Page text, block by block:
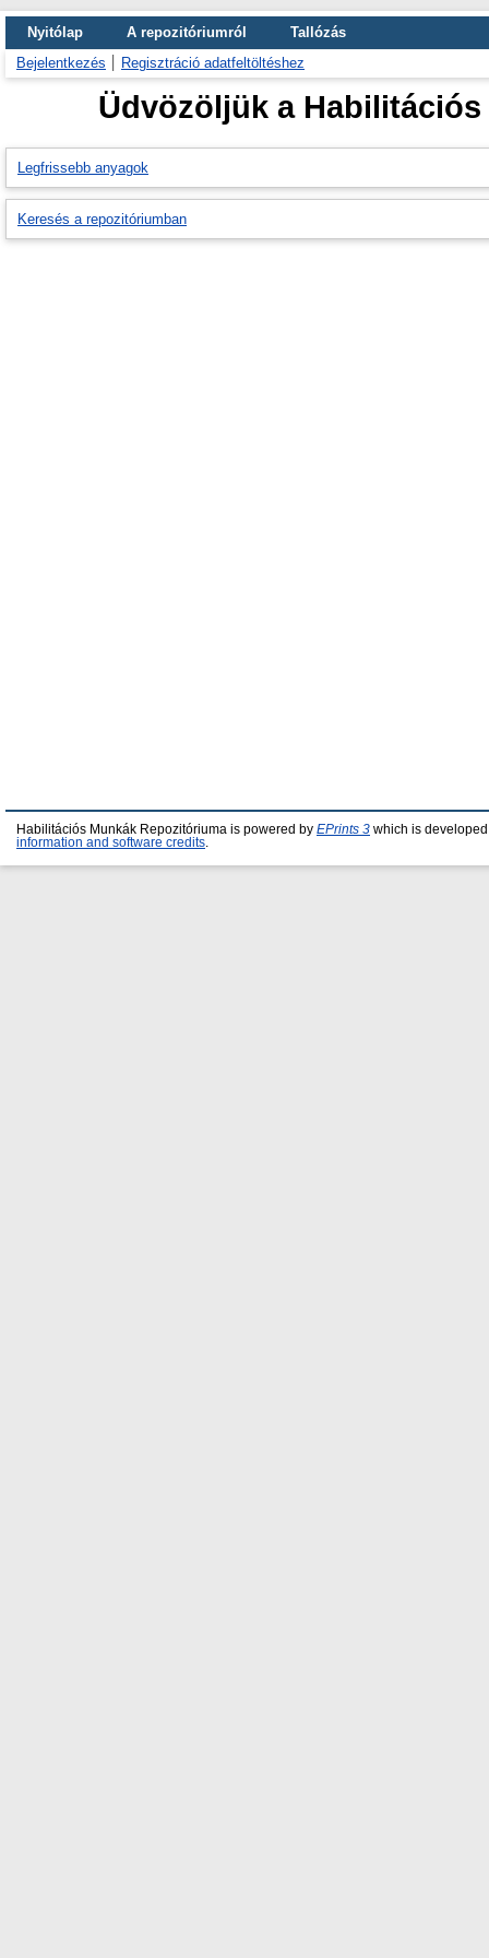
Nyitólap A repozitóriumról
Tallózás
Bejelentkezés
Regisztráció adatfeltöltéshez
Üdvözöljük a
Legfrissebb anyagok
Keresés a repozitóriumban
Habilitációs Munkák Repozitóriuma is powered by EPrints 3 which is
information and software credits